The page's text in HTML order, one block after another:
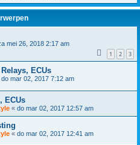
mei 26, 2018 2:17 am
1 2 3
ECUs
do mar 02, 2017 7:12 am
ECUs
« do mar 02, 2017 12:57 am
« do mar 02, 2017 12:41 am